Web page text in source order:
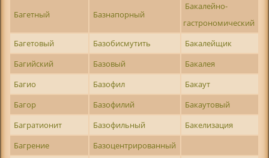
Багетный Базнапорный
Бакалейно-
гастрономический
Багетовый
Базобисмутить
Бакалейщик
Багийский
Базовый
Бакалея
Багио
Базофил
Бакаут
Багор
Базофилий
Бакаутовый
Багратионит
Базофильный
Бакелизация
Багрение
Базоцентрированный